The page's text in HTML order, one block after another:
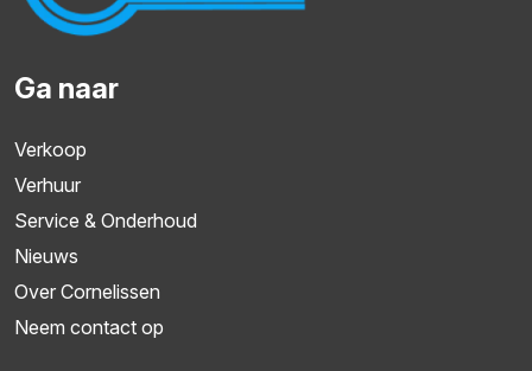
Ga naar
Verkoop
Verhuur
Service & Onderhoud
Nieuws
Over Cornelissen
Neem contact op